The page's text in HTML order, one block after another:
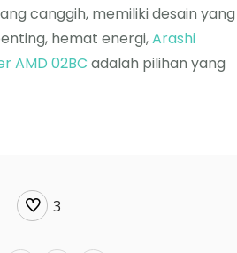
canggih, memiliki desain yang
hemat energi,Arashi
AMD 02BC adalah pilihan yang
3